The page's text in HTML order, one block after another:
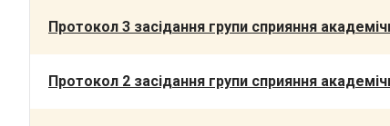
Протокол 3 засідання групи сприяння
Протокол 2 засідання групи сприяння